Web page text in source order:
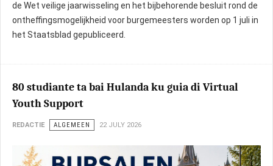
de Wet veilige jaarwisseling en het bijbehorende besluit rond de
ontheffingsmogelijkheid voor burgemeesters worden op 1 juli in
het Staatsblad gepubliceerd.
80 studiante ta bai Hulanda ku guia di Virtual
Youth Support
REDACTIE ALGEMEEN 22 JULY 2026